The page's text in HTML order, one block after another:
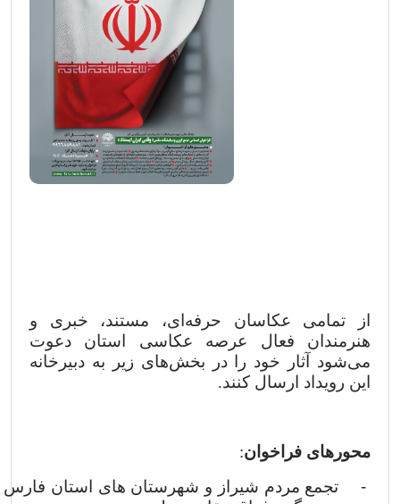
از تمامی عکاسان حرفه‌ای، مستند، خبری و
هنرمندان فعال عرصه عکاسی استان دعوت
می‌شود آثار خود را در بخش‌های زیر به دبیرخانه
این رویداد ارسال کنند.
محورهای فراخوان:
-
تجمع مردم شیراز و شهرستان های استان فارس